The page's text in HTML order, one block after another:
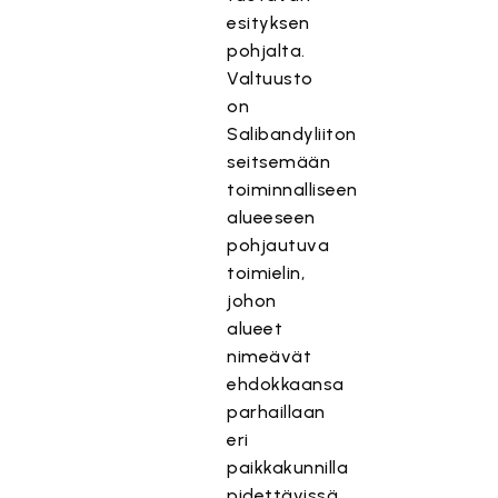
esityksen
pohjalta.
Valtuusto
on
Salibandyliiton
seitsemään
toiminnalliseen
alueeseen
pohjautuva
toimielin,
johon
alueet
nimeävät
ehdokkaansa
parhaillaan
eri
paikkakunnilla